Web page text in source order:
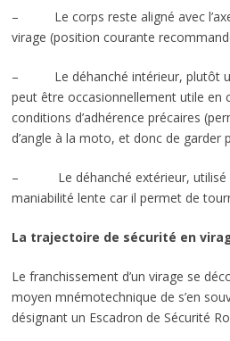
– Le corps reste aligné avec
virage (position courante
– Le déhanché intérieur, plutôt
peut être occasionnellement utile en
conditions d’adhérence précaires
d’angle à la moto, et donc de garder
– Le déhanché extérieur, utilisé
maniabilité lente car il permet de
La trajectoire de sécurité en
Le franchissement d’un virage se
moyen mnémotechnique de s’en
désignant un Escadron de Sécurité